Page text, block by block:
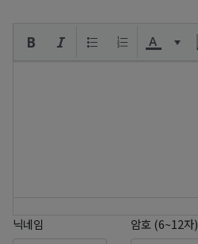
닉네임 암호 (6~12자)